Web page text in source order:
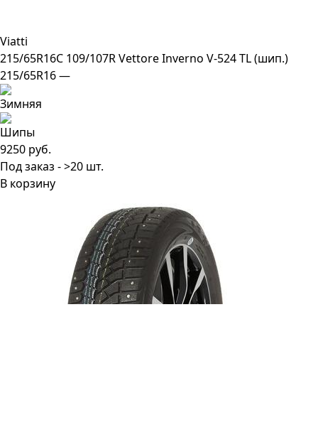
Viatti
215/65R16C 109/107R Vettore Inverno V-524 TL (шип.)
215/65R16 —
9250 руб.
Под заказ - >20 шт.
В корзину